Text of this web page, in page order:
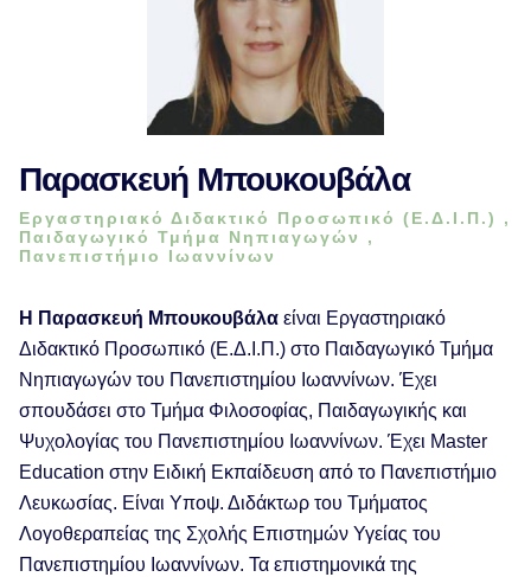
Παρασκευή Μπουκουβάλα
Εργαστηριακό Διδακτικό Προσωπικό (Ε.Δ.Ι.Π.) ,
Παιδαγωγικό Τμήμα Νηπιαγωγών ,
Πανεπιστήμιο Ιωαννίνων
Η Παρασκευή Μπουκουβάλα είναι Εργαστηριακό
Διδακτικό Προσωπικό (Ε.Δ.Ι.Π.) στο Παιδαγωγικό Τμήμα
Νηπιαγωγών του Πανεπιστημίου Ιωαννίνων. Έχει
σπουδάσει στο Τμήμα Φιλοσοφίας, Παιδαγωγικής και
Ψυχολογίας του Πανεπιστημίου Ιωαννίνων. Έχει Master
Education στην Ειδική Εκπαίδευση από το Πανεπιστήμιο
Λευκωσίας. Είναι Υποψ. Διδάκτωρ του Τμήματος
Λογοθεραπείας της Σχολής Επιστημών Υγείας του
Πανεπιστημίου Ιωαννίνων. Τα επιστημονικά της